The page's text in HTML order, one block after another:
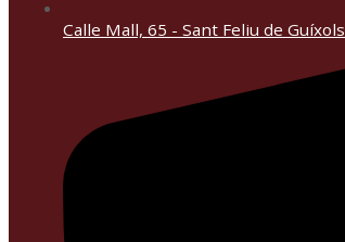
Calle Mall, 65 - Sant Feliu de Guíxols